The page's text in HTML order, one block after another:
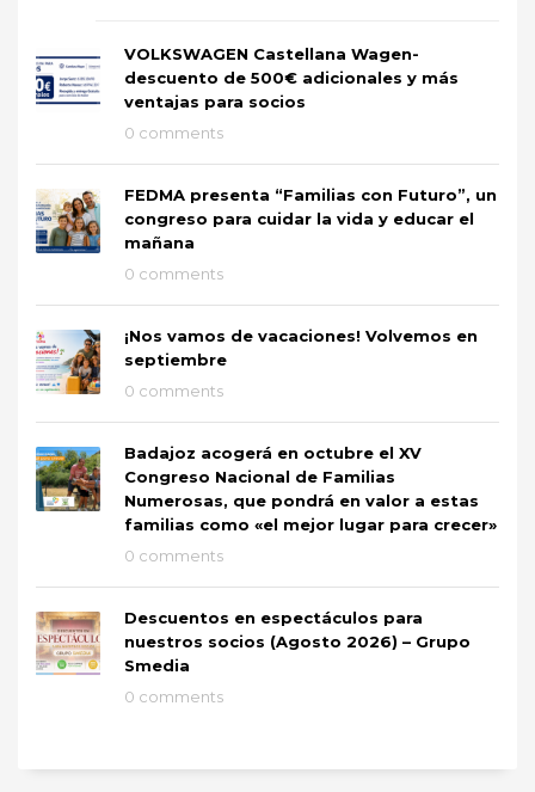
VOLKSWAGEN Castellana Wagen-
descuento de 500€ adicionales y más
ventajas para socios
0 comments
FEDMA presenta “Familias con Futuro”, un
congreso para cuidar la vida y educar el
mañana
0 comments
¡Nos vamos de vacaciones! Volvemos en
septiembre
0 comments
Badajoz acogerá en octubre el XV
Congreso Nacional de Familias
Numerosas, que pondrá en valor a estas
familias como «el mejor lugar para crecer»
0 comments
Descuentos en espectáculos para
nuestros socios (Agosto 2026) – Grupo
Smedia
0 comments